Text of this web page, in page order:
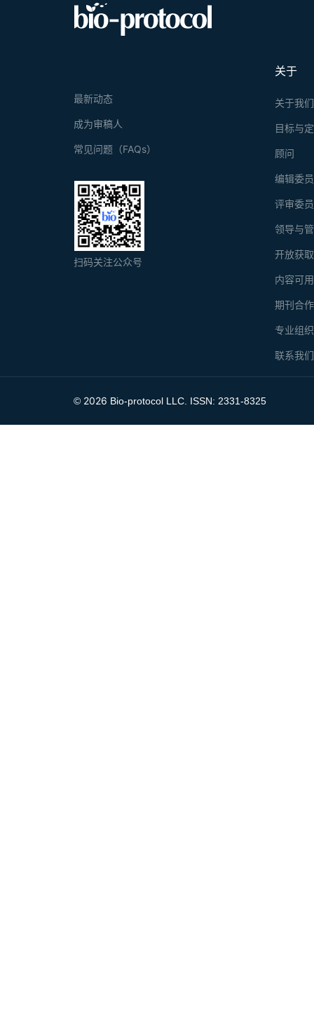
关于
关于我们
目标与
顾问
编辑委
评审委
领导与
开放获
内容可
期刊合
专业组
联系我们
最新动态
成为审稿人
常见问题（FAQs）
扫码关注公众号
© 2026 Bio-protocol LLC. ISSN: 2331-8325